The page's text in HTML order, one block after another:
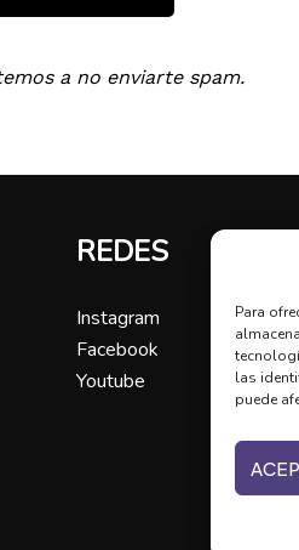
Para
las
puede
a no enviarte spam.
REDES
Instagram
Facebook
Youtube